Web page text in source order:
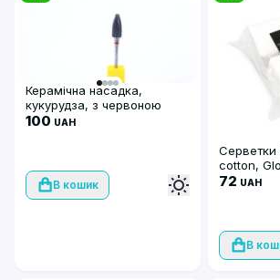
Керамічна насадка,
кукурудза, з червоною
насічкою XF-Black Flame
100 UAH
В кошик
Серветки
cotton,
шт
72 UAH
В